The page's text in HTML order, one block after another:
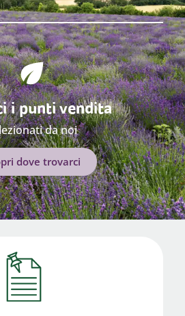
i punti vendita
da noi
dove trovarci